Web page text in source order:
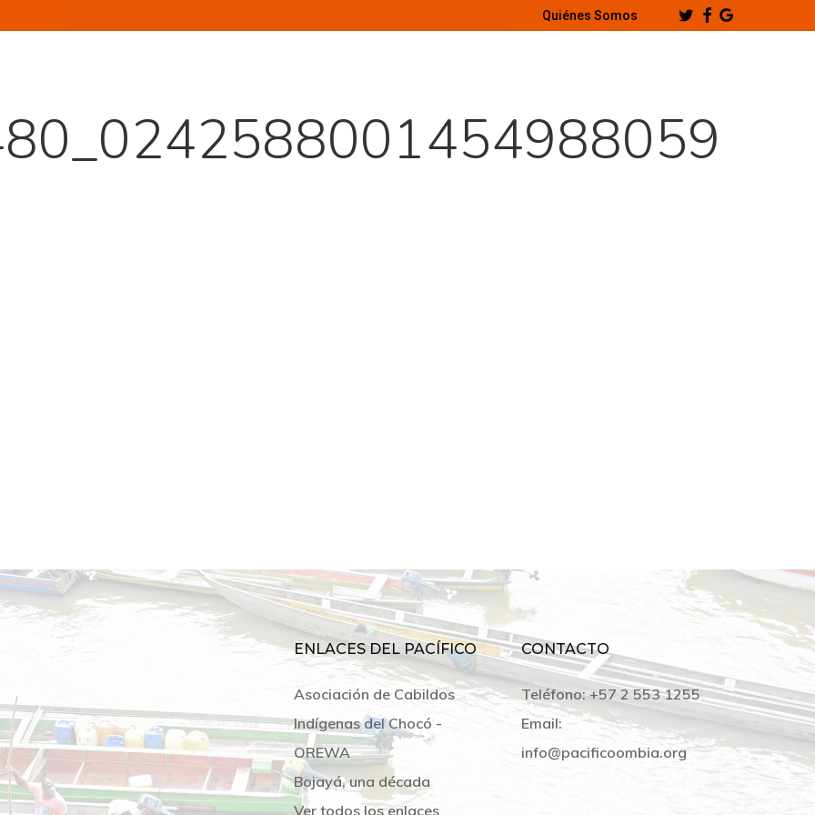
Quiénes Somos TwitterFacebook
Google-
Plus
ENLACES DEL PACÍFICO
Asociación de Cabildos
Indígenas del Chocó -
OREWA
Bojayá, una década
Ver todos los enlaces
CONTACTO
Teléfono: +57 2 553 1255
Email:
info@pacificoombia.org